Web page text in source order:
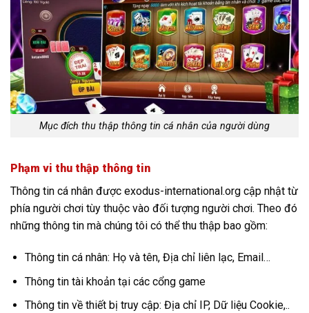
Mục đích thu thập thông tin cá nhân của người dùng
Phạm vi thu thập thông tin
Thông tin cá nhân được exodus-international.org cập nhật từ
phía người chơi tùy thuộc vào đối tượng người chơi. Theo đó
những thông tin mà chúng tôi có thể thu thập bao gồm:
Thông tin cá nhân: Họ và tên, Địa chỉ liên lạc, Email…
Thông tin tài khoản tại các cổng game
Thông tin về thiết bị truy cập: Địa chỉ IP, Dữ liệu Cookie,..